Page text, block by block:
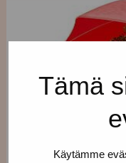
Tämä
Käytämme